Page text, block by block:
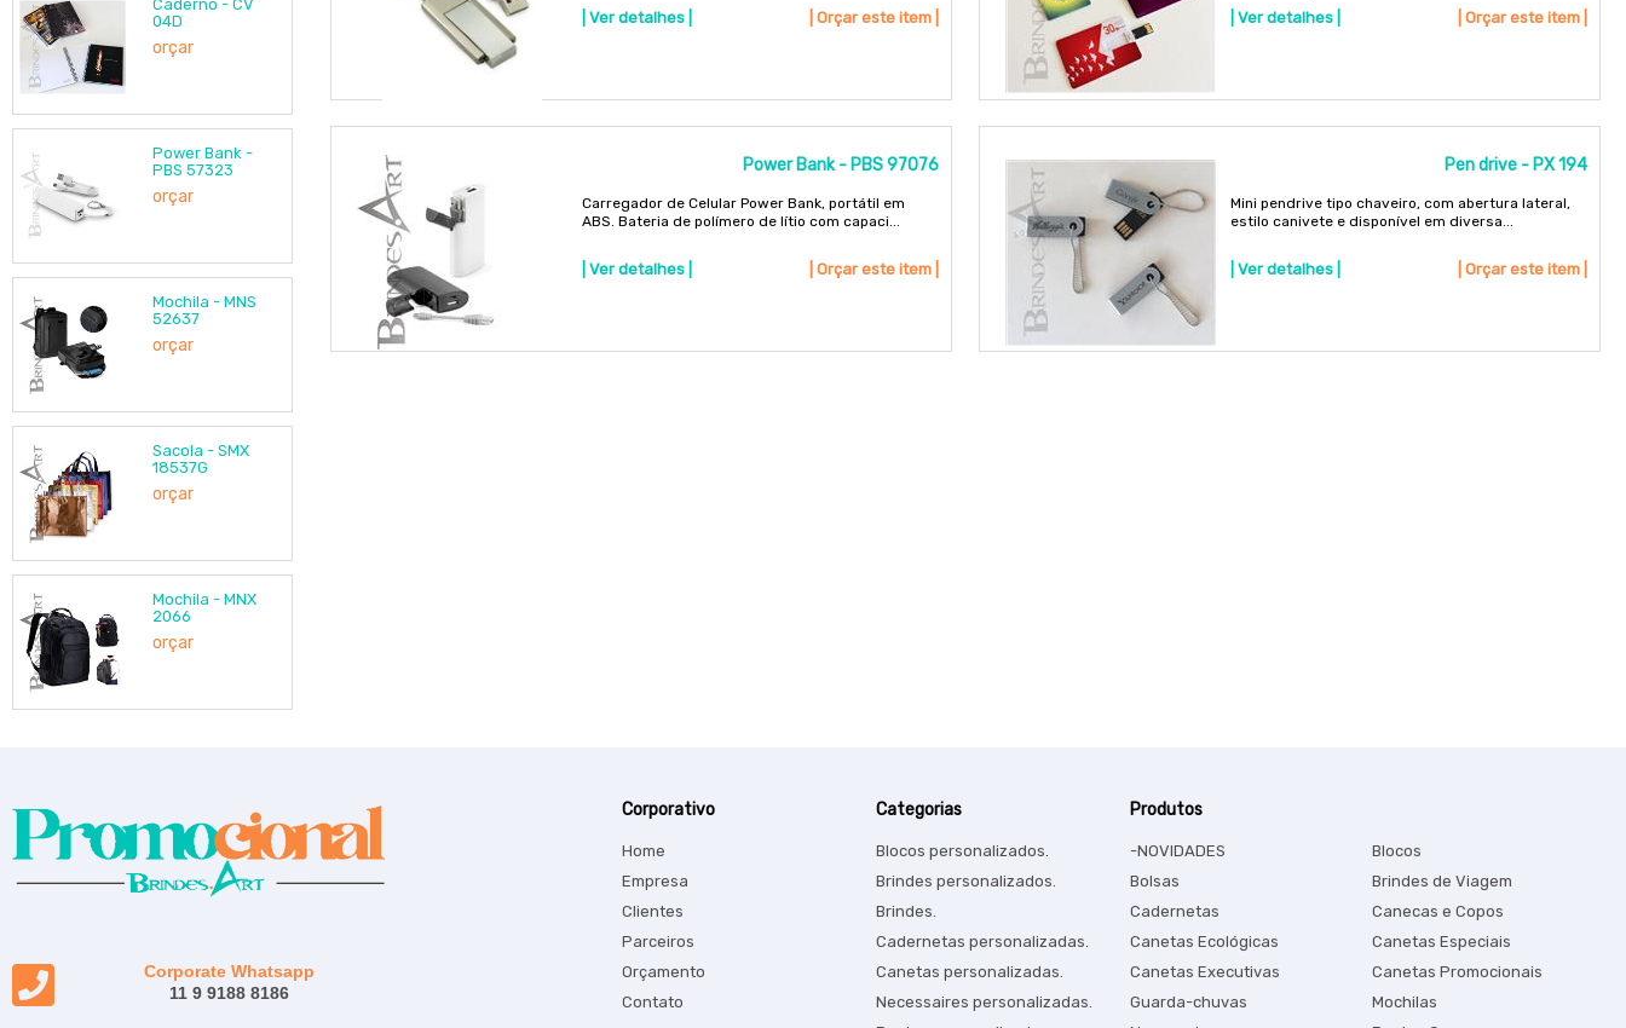
Caderno - CV
04D
orçar
Power Bank -
PBS 57323
orçar
Mochila - MNS
52637
orçar
Sacola - SMX
18537G
orçar
Mochila - MNX
2066
orçar
| Ver detalhes | | Orçar este item | | Ver detalhes | | Orçar este item |
Power Bank - PBS 97076
Carregador de Celular Power Bank, portátil em
ABS. Bateria de polímero de lítio com capaci...
| Ver detalhes | | Orçar este item |
Pen drive - PX 194
Mini pendrive tipo chaveiro, com abertura lateral,
estilo canivete e disponível em diversa...
| Ver detalhes | | Orçar este item |
Corporate Whatsapp
11 9 9188 8186
Corporativo
Home
Empresa
Clientes
Parceiros
Orçamento
Contato
Categorias
Blocos personalizados.
Brindes personalizados.
Brindes.
Cadernetas personalizadas.
Canetas personalizadas.
Necessaires personalizadas.
Produtos
-NOVIDADES
Blocos
Bolsas
Brindes de Viagem
Cadernetas
Canecas e Copos
Canetas Ecológicas
Canetas Especiais
Canetas Executivas
Canetas Promocionais
Guarda-chuvas
Mochilas